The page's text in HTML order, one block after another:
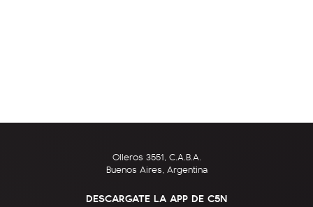
Olleros 3551, C.A.B.A.
Buenos Aires, Argentina
DESCARGATE LA APP DE C5N